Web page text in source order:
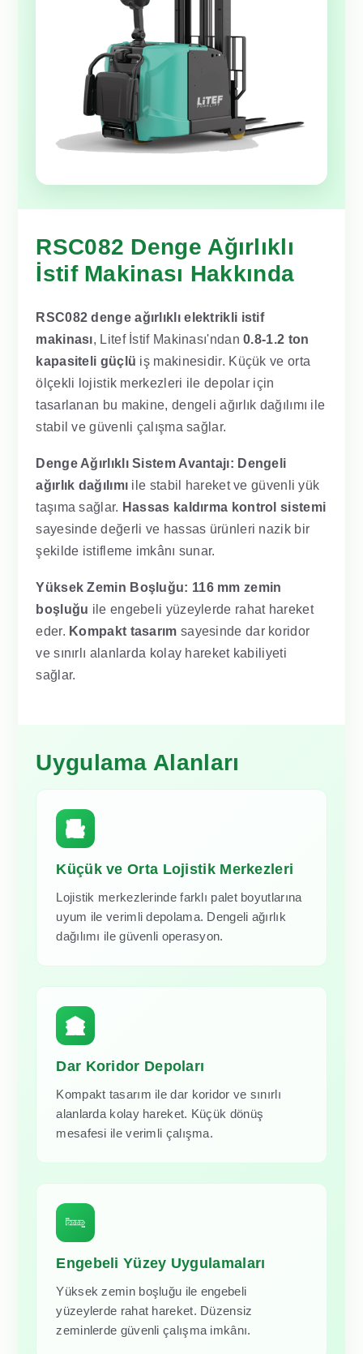
RSC082 Denge Ağırlıklı
İstif Makinası Hakkında
RSC082 denge ağırlıklı elektrikli istif
makinası, Litef İstif Makinası'ndan0.8-1.2 ton
kapasiteli güçlü iş makinesidir. Küçük ve orta
ölçekli lojistik merkezleri ile depolar için
tasarlanan bu makine, dengeli ağırlık dağılımı ile
stabil ve güvenli çalışma sağlar.
Denge Ağırlıklı Sistem Avantajı: Dengeli
ağırlık dağılımı ile stabil hareket ve güvenli yük
taşıma sağlar. Hassas kaldırma kontrol sistemi
sayesinde değerli ve hassas ürünleri nazik bir
şekilde istifleme imkânı sunar.
Yüksek Zemin Boşluğu: 116 mm zemin
boşluğu ile engebeli yüzeylerde rahat hareket
eder. Kompakt tasarım sayesinde dar koridor
ve sınırlı alanlarda kolay hareket kabiliyeti
sağlar.
Uygulama Alanları
Küçük ve Orta Lojistik Merkezleri
Lojistik merkezlerinde farklı palet boyutlarına
uyum ile verimli depolama. Dengeli ağırlık
dağılımı ile güvenli operasyon.
Dar Koridor Depoları
Kompakt tasarım ile dar koridor ve sınırlı
alanlarda kolay hareket. Küçük dönüş
mesafesi ile verimli çalışma.
Engebeli Yüzey Uygulamaları
Yüksek zemin boşluğu ile engebeli
yüzeylerde rahat hareket. Düzensiz
zeminlerde güvenli çalışma imkânı.